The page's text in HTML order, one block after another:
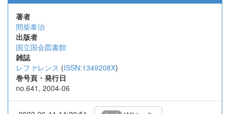
著者
間柴泰治
出版者
国立国会図書館
雑誌
レファレンス (ISSN:1349208X)
巻号頁・発行日
no.641, 2004-06